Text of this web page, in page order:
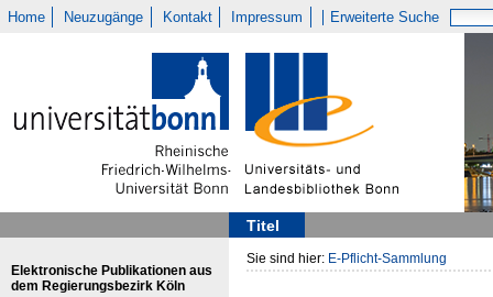
Home Neuzugänge Kontakt Impressum Erweiterte Suche
Titel
Elektronische Publikationen aus
dem Regierungsbezirk Köln
Sie sind hier: E-Pflicht-Sammlung